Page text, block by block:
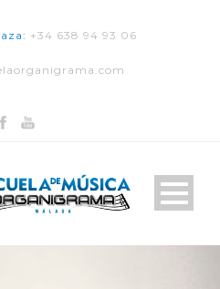
+34 638 94 93 06